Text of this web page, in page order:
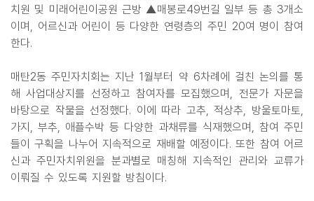
치원 및 미래어린이공원 근방 ▲매봉로49번길 일부 등 총 3개소
이며, 어르신과 어린이 등 다양한 연령층의 주민 20여 명이 참여
한다.
매탄2동 주민자치회는 지난 1월부터 약 6차례에 걸친 논의를 통
해 사업대상지를 선정하고 참여자를 모집했으며, 전문가 자문을
바탕으로 작물을 선정했다. 이에 따라 고추, 적상추, 방울토마토,
가지, 부추, 애플수박 등 다양한 과채류를 식재했으며, 참여 주민
들이 구획을 나누어 지속적으로 재배할 예정이다. 또한 참여 어르
신과 주민자치위원을 분과별로 매칭해 지속적인 관리와 교류가
이뤄질 수 있도록 지원할 방침이다.